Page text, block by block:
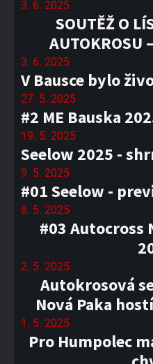
3. 6. 2025
SOUTĚŽ O
AUTOKROSU
3. 6. 2025
V Bausce bylo
27. 5. 2025
#2 ME Bauska
19. 5. 2025
Seelow 2025 -
9. 5. 2025
#01 Seelow -
8. 5. 2025
#03 Autocross
2. 5. 2025
Autokrosová
Nová Paka
1. 5. 2025
Pro Humpolec